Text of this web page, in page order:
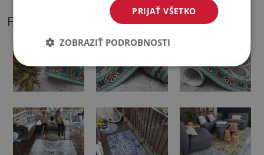
FOTOGRAFIE NÁŠHO PRODUKTU
PRIJAŤ VŠETKO
ZOBRAZIŤ PODROBNOSTI